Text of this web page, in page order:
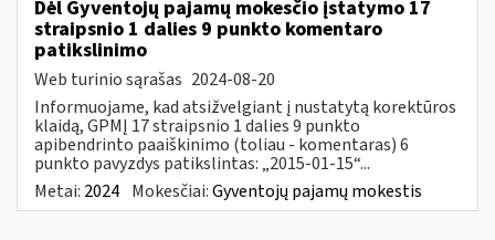
Dėl Gyventojų pajamų mokesčio įstatymo 17
straipsnio 1 dalies 9 punkto komentaro
patikslinimo
Web turinio sąrašas 2024-08-20
Informuojame, kad atsižvelgiant į nustatytą korektūros
klaidą, GPMĮ 17 straipsnio 1 dalies 9 punkto
apibendrinto paaiškinimo (toliau - komentaras) 6
punkto pavyzdys patikslintas: „2015-01-15“...
Metai: 2024 Mokesčiai:Gyventojų pajamų mokestis